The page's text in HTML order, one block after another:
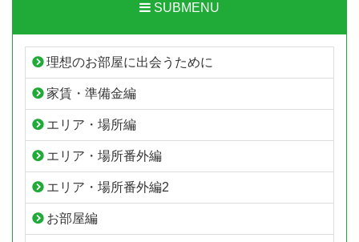
SUBMENU
理想のお部屋に出会うために
家賃・準備金編
エリア・場所編
エリア・場所番外編
エリア・場所番外編2
お部屋編